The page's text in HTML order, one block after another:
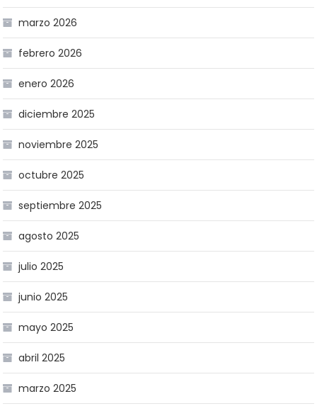
marzo 2026
febrero 2026
enero 2026
diciembre 2025
noviembre 2025
octubre 2025
septiembre 2025
agosto 2025
julio 2025
junio 2025
mayo 2025
abril 2025
marzo 2025